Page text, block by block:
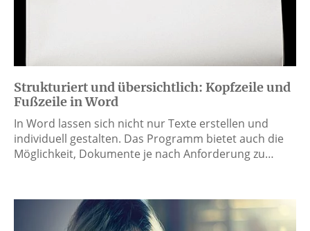
Strukturiert und übersichtlich: Kopfzeile und
Fußzeile in Word
In Word lassen sich nicht nur Texte erstellen und
individuell gestalten. Das Programm bietet auch die
Möglichkeit, Dokumente je nach Anforderung zu…